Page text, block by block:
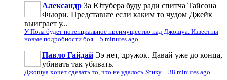
Александр За Ютубера буду ради спитча Тайсона
Фьюри. Представьте если каким то чудом Джейк
выиграет у...
У Пола будет потенциальное преимущество над Джошуа. Известны
новые подробности боя · 5 minutes ago
Павло Гайдай Ээ нет, дружок. Давай уже до конца,
убивать так убивать.
Джошуа хочет сделать то, что не удалось Усику · 38 minutes ago